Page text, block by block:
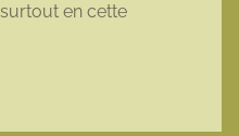
en cette